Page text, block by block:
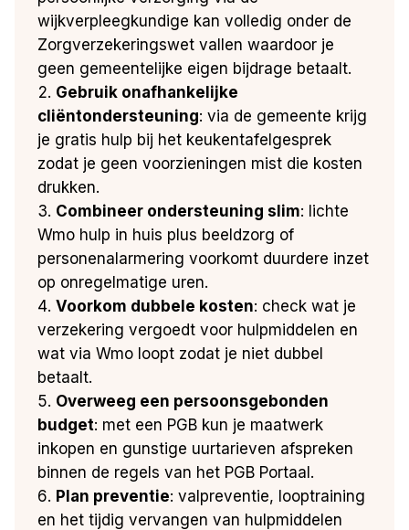
wijkverpleegkundige kan volledig onder de
Zorgverzekeringswet vallen waardoor je
geen gemeentelijke eigen bijdrage betaalt.
Gebruik onafhankelijke
cliëntondersteuning: via de gemeente krijg
je gratis hulp bij het keukentafelgesprek
zodat je geen voorzieningen mist die kosten
drukken.
Combineer ondersteuning slim: lichte
Wmo hulp in huis plus beeldzorg of
personenalarmering voorkomt duurdere inzet
op onregelmatige uren.
Voorkom dubbele kosten: check wat je
verzekering vergoedt voor hulpmiddelen en
wat via Wmo loopt zodat je niet dubbel
betaalt.
Overweeg een persoonsgebonden
budget: met een PGB kun je maatwerk
inkopen en gunstige uurtarieven afspreken
binnen de regels van het PGB Portaal.
Plan preventie: valpreventie, looptraining
en het tijdig vervangen van hulpmiddelen